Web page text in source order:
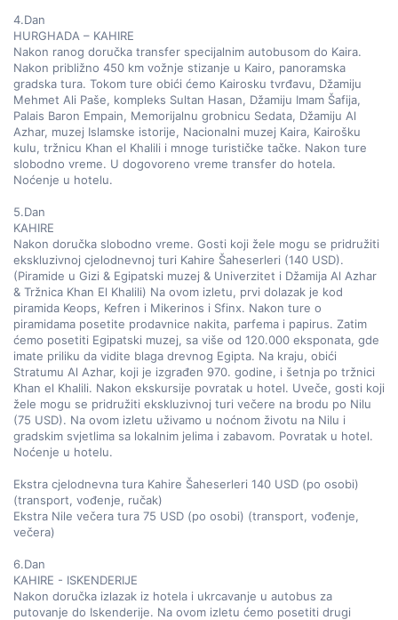
4.Dan
HURGHADA – KAHIRE
Nakon ranog doručka transfer specijalnim autobusom do Kaira.
Nakon približno 450 km vožnje stizanje u Kairo, panoramska
gradska tura. Tokom ture obići ćemo Kairosku tvrđavu, Džamiju
Mehmet Ali Paše, kompleks Sultan Hasan, Džamiju Imam Šafija,
Palais Baron Empain, Memorijalnu grobnicu Sedata, Džamiju Al
Azhar, muzej Islamske istorije, Nacionalni muzej Kaira, Kairošku
kulu, tržnicu Khan el Khalili i mnoge turističke tačke. Nakon ture
slobodno vreme. U dogovoreno vreme transfer do hotela.
Noćenje u hotelu.
5.Dan
KAHIRE
Nakon doručka slobodno vreme. Gosti koji žele mogu se pridružiti
ekskluzivnoj cjelodnevnoj turi Kahire Šaheserleri (140 USD).
(Piramide u Gizi & Egipatski muzej & Univerzitet i Džamija Al Azhar
& Tržnica Khan El Khalili) Na ovom izletu, prvi dolazak je kod
piramida Keops, Kefren i Mikerinos i Sfinx. Nakon ture o
piramidama posetite prodavnice nakita, parfema i papirus. Zatim
ćemo posetiti Egipatski muzej, sa više od 120.000 eksponata, gde
imate priliku da vidite blaga drevnog Egipta. Na kraju, obići
Stratumu Al Azhar, koji je izgrađen 970. godine, i šetnja po tržnici
Khan el Khalili. Nakon ekskursije povratak u hotel. Uveče, gosti koji
žele mogu se pridružiti ekskluzivnoj turi večere na brodu po Nilu
(75 USD). Na ovom izletu uživamo u noćnom životu na Nilu i
gradskim svjetlima sa lokalnim jelima i zabavom. Povratak u hotel.
Noćenje u hotelu.
Ekstra cjelodnevna tura Kahire Šaheserleri 140 USD (po osobi)
(transport, vođenje, ručak)
Ekstra Nile večera tura 75 USD (po osobi) (transport, vođenje,
večera)
6.Dan
KAHIRE - ISKENDERIJE
Nakon doručka izlazak iz hotela i ukrcavanje u autobus za
putovanje do Iskenderije. Na ovom izletu ćemo posetiti drugi